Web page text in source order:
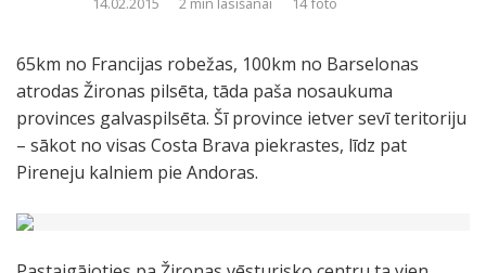
65km no Francijas robežas, 100km no Barselonas
atrodas Žironas pilsēta, tāda paša nosaukuma
provinces galvaspilsēta. Šī province ietver sevī teritoriju
– sākot no visas Costa Brava piekrastes, līdz pat
Pireneju kalniem pie Andoras.